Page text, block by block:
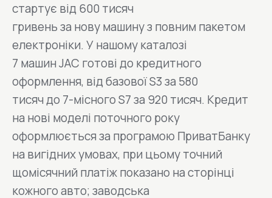
стартує від 600 тисяч
гривень за нову машину з повним пакетом
електроніки. У нашому каталозі
7 машин JAC готові до кредитного
оформлення, від базової S3 за 580
тисяч до 7-місного S7 за 920 тисяч. Кредит
на нові моделі поточного року
оформлюється за програмою ПриватБанку
на вигідних умовах, при цьому точний
щомісячний платіж показано на сторінці
кожного авто; заводська